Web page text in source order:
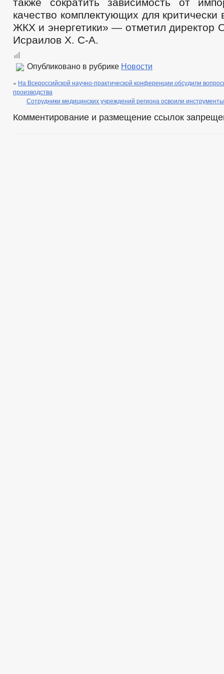
качество комплектующих для
ЖКХ и энергетики» — отметил директор
Исраилов Х. С-А.
Опубликовано в рубрике Новости
« На Всероссийской научно-практической конференции обсудили
производства
Сотрудники медицинских учреждений региона освоили
Комментирование и размещение ссылок